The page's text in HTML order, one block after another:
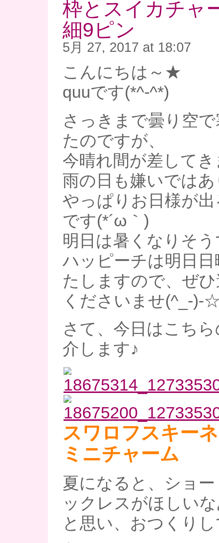
枠とスイカチャ
細9ピン
5月 27, 2017 at 18:07
こんにちは～★
quuです(*^-^*)
さっきまで曇り空
たのですが、
今晴れ間が差して
雨の日も嫌いでは
やっぱりお日様が
です(*´ω｀)
明日は暑くなりそ
ハッピーチは明日
たしますので、ぜ
くださいませ(^_-)-
さて、今日はこち
介します♪
スワロフスキー
ミニチャーム
夏になると、ショ
ックレスがほしい
と思い、おつくり